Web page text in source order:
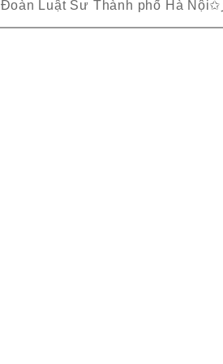
Đoàn Luật Sư Thành phố Hà Nội✩